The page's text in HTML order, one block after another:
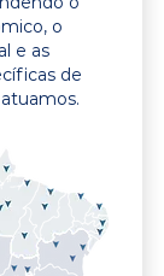
o
e as
de